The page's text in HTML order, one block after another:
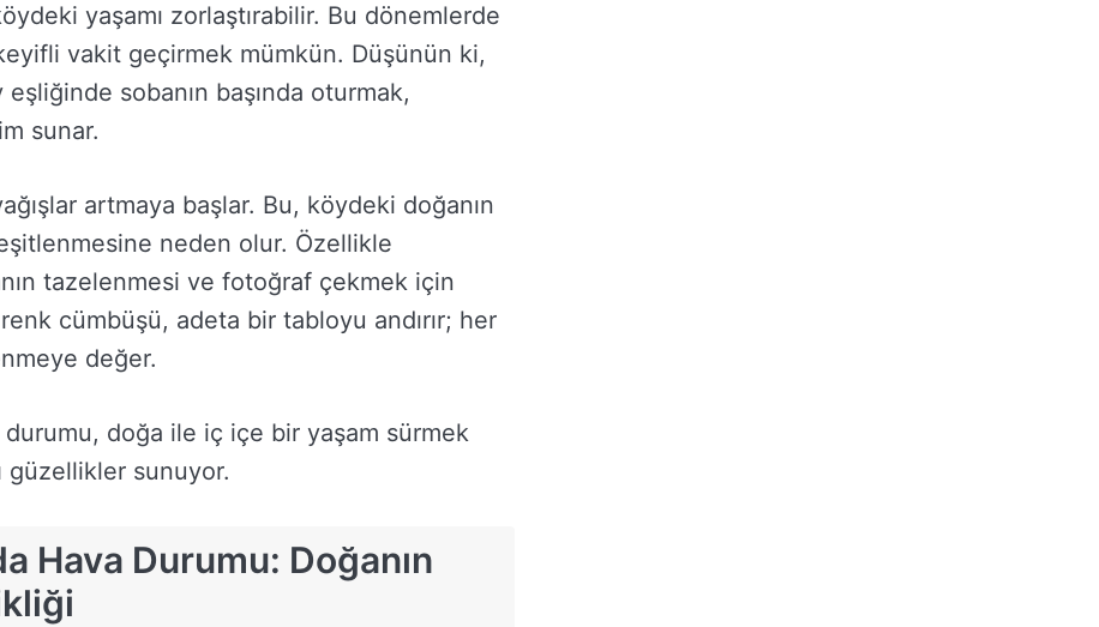
yaşamı zorlaştırabilir. Bu dönemlerde
vakit geçirmek mümkün. Düşünün ki,
eşliğinde sobanın başında oturmak,
sunar.
artmaya başlar. Bu, köydeki doğanın
neden olur. Özellikle
tazelenmesi ve fotoğraf çekmek için
cümbüşü, adeta bir tabloyu andırır; her
değer.
durumu, doğa ile iç içe bir yaşam sürmek
güzellikler sunuyor.
Hava Durumu: Doğanın